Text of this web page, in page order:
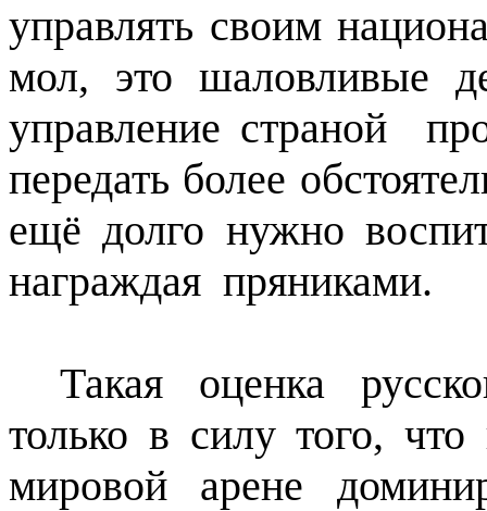
управлять своим
мол, это шаловливые
управление страной
передать более
ещё долго нужно
награждая пряниками.
Такая оценка
только в силу того,
мировой арене